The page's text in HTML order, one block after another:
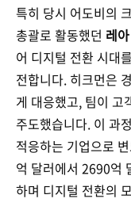
특히 당시 어도비의
총괄로 활동했던 레
어 디지털 전환 시대
전합니다. 히크먼은
게 대응했고, 팀이 고
주도했습니다. 이 과
적응하는 기업으로
억 달러에서 2690억
하며 디지털 전환의